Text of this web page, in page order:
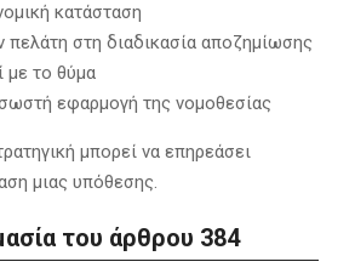
κατάσταση
πελάτη στη διαδικασία αποζημίωσης
με το θύμα
εφαρμογή της νομοθεσίας
μπορεί να επηρεάσει
μιας υπόθεσης.
του άρθρου 384